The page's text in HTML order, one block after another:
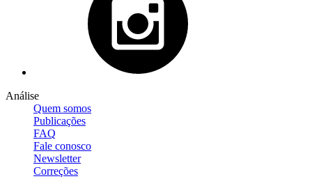
Análise
Quem somos
Publicações
FAQ
Fale conosco
Newsletter
Correções